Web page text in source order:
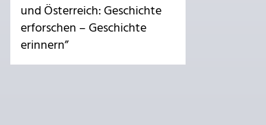
und Österreich: Geschichte
erforschen – Geschichte
erinnern”